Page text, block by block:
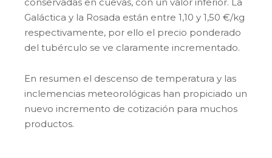
Galáctica y la Rosada están entre 1,10 y 1,50 €/kg
respectivamente, por ello el precio ponderado
del tubérculo se ve claramente incrementado.
En resumen el descenso de temperatura y las
inclemencias meteorológicas han propiciado un
nuevo incremento de cotización para muchos
productos.